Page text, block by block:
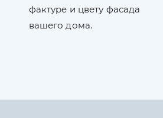
фактуре и цвету фасада
вашего дома.